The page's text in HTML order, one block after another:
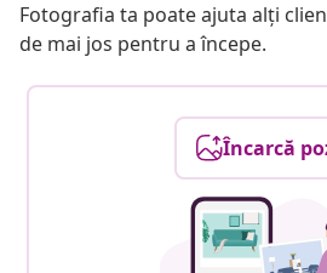
Fotografia ta poate ajuta alți
de mai jos pentru a începe.
Încarcă